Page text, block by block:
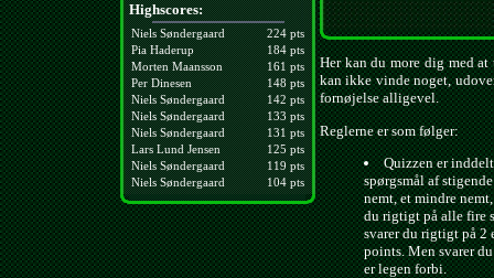
Highscores:
Niels Søndergaard
224 pts
Pia Haderup
184 pts
Morten Maansson
161 pts
Per Dinesen
148 pts
Niels Søndergaard
142 pts
Niels Søndergaard
133 pts
Niels Søndergaard
131 pts
Lars Lund Jensen
125 pts
Niels Søndergaard
119 pts
Niels Søndergaard
104 pts
Her kan du more dig med
kan ikke vinde noget,
fornøjelse alligevel.
Reglerne er som følger:
Quizzen er
spørgsmål af
nemt, et mindre
du rigtigt på alle fire
svarer du rigtigt på 2
points. Men svarer
er legen forbi.